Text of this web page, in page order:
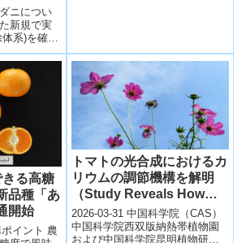
ニについ
新規で実
系)を確立
めた3編の
を作成し
た。
る高糖
品種「あ
開始
イント 農
トマトの光合成におけるカ
リウムの調節機構を解明
（Study Reveals How
Potassium Regulates
Photosynthesis in
2026-03-31 中国科学院（CAS）
中国科学院西双版納熱帯植物園
および中国科学院昆明植物研究